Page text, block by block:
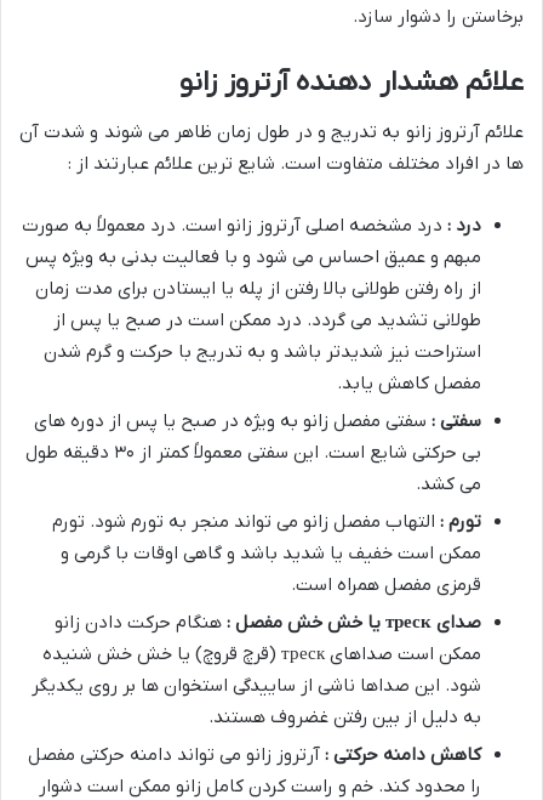
برخاستن را دشوار سازد.
علائم هشدار دهنده آرتروز زانو
علائم آرتروز زانو به تدریج و در طول زمان ظاهر می شوند و شدت آن
ها در افراد مختلف متفاوت است. شایع ترین علائم عبارتند از :
درد : درد مشخصه اصلی آرتروز زانو است. درد معمولاً به صورت
مبهم و عمیق احساس می شود و با فعالیت بدنی به ویژه پس
از راه رفتن طولانی بالا رفتن از پله یا ایستادن برای مدت زمان
طولانی تشدید می گردد. درد ممکن است در صبح یا پس از
استراحت نیز شدیدتر باشد و به تدریج با حرکت و گرم شدن
مفصل کاهش یابد.
سفتی : سفتی مفصل زانو به ویژه در صبح یا پس از دوره های
بی حرکتی شایع است. این سفتی معمولاً کمتر از ۳۰ دقیقه طول
می کشد.
تورم : التهاب مفصل زانو می تواند منجر به تورم شود. تورم
ممکن است خفیف یا شدید باشد و گاهی اوقات با گرمی و
قرمزی مفصل همراه است.
صدای
یا خش خش مفصل : هنگام حرکت دادن زانو
ممکن است صداهای треск (قرچ قروچ) یا خش خش شنیده
شود. این صداها ناشی از ساییدگی استخوان ها بر روی یکدیگر
به دلیل از بین رفتن غضروف هستند.
کاهش دامنه حرکتی : آرتروز زانو می تواند دامنه حرکتی مفصل
را محدود کند. خم و راست کردن کامل زانو ممکن است دشوار